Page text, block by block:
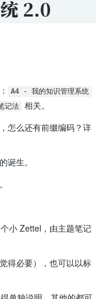
A4 - 我的知识管理系统
记法
相关。
怎么还有前缀编码？详
的诞生。
小 Zettel，由主题笔记
得必要），也可以以标